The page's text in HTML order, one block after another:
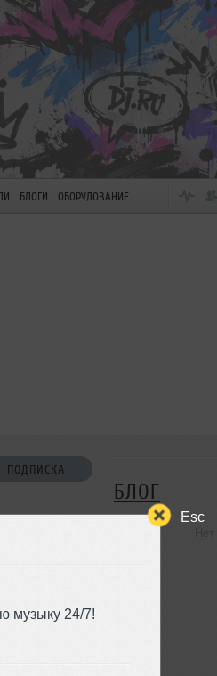
Esc
музыку 24/7!
БЛОГИ ОБОРУДОВАНИЕ
ПОДПИСКА
БЛОГ